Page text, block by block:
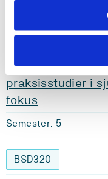
Sjukepleiefaget
praksisstudier i
fokus
Semester: 5
BSD320